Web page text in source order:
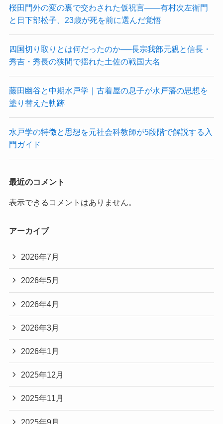
桜田門外の変の裏で交わされた仮祝言——有村次左衛門
と日下部松子、23歳が死を前に選んだ覚悟
四国切り取りとは何だったのか──長宗我部元親と信長・
秀吉・秀長の狭間で揺れた土佐の戦国大名
藤田幽谷と中期水戸学｜古着屋の息子が水戸藩の思想を
塗り替えた軌跡
水戸学の特徴と思想を元社会科教師が5段階で解説する入
門ガイド
最近のコメント
表示できるコメントはありません。
アーカイブ
2026年7月
2026年5月
2026年4月
2026年3月
2026年1月
2025年12月
2025年11月
2025年9月